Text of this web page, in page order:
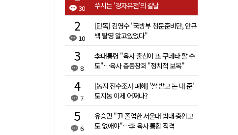
30
쑤시는 '경자유전'의 칼날
10
[단독] 김영수 "국방부 청문준비단, 안규
백 탈영 알고있었다"
8
李대통령 "육사 출신이 또 쿠데타 할 수
도"…육사 총동창회 "정치적 보복"
7
[농지 전수조사 폐해] '쌀 받고 논 내 준'
도지농 이제 어쩌나?
6
유승민 "尹 졸업한 서울대 법대·충암고
도 없애야"…李 육사 통합 직격